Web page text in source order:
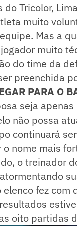
do Tricolor,
muito
Mas a
muito
do time da
preenchida
PARA O
seja
não possa
continuará
o nome mais
o treinador
fez com
oito partidas